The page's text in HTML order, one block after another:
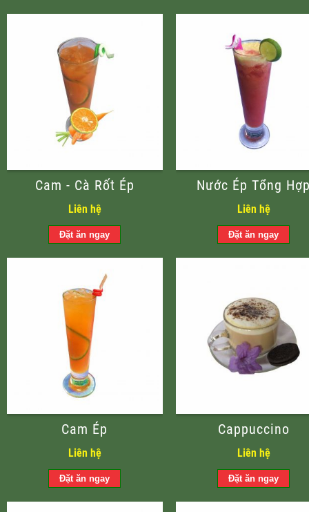
Cam - Cà Rốt Ép
Liên hệ
Nước Ép Tổng
Liên hệ
Cam Ép
Liên hệ
Cappuccino
Liên hệ